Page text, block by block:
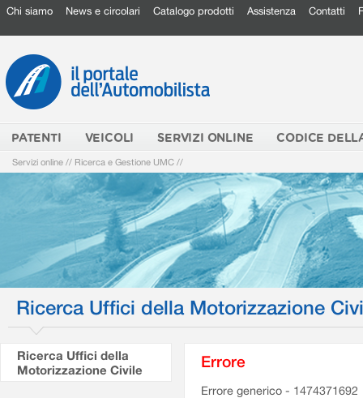
Chi siamo News e circolari Catalogo prodotti Assistenza Contatti
PATENTI VEICOLI SERVIZI ONLINE CODICE
Servizi online // Ricerca e Gestione UMC //
Ricerca Uffici della Motorizzazione
Ricerca Uffici della
Motorizzazione Civile
Errore
Errore generico - 1474371692